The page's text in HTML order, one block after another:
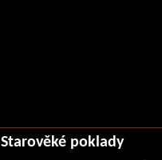
Starověké poklady